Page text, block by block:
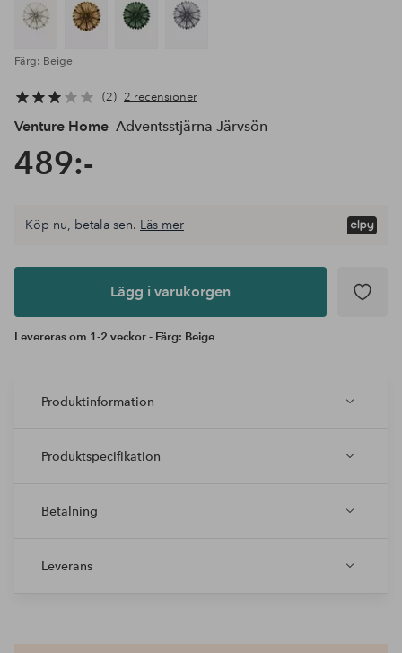
Färg: Beige
2 2 recensioner
Venture Home Adventsstjärna Järvsön
489:-
Lägg i
Köp nu, betala sen. Läs mer
Lägg i varukorgen
Levereras om 1-2 veckor - Färg: Beige
Produktinformation
Produktspecifikation
Betalning
Leverans